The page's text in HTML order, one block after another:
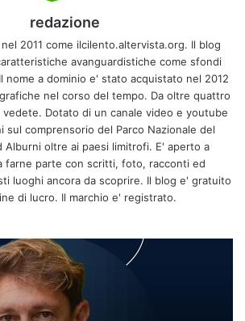
redazione
2011 come ilcilento.altervista.org. Il blog
avanguardistiche come sfondi
nome a dominio e' stato acquistato nel 2012
nel corso del tempo. Da oltre quattro
Dotato di un canale video e youtube
sul comprensorio del Parco Nazionale del
Alburni oltre ai paesi limitrofi. E' aperto a
farne parte con scritti, foto, racconti ed
luoghi ancora da scoprire. Il blog e' gratuito
di lucro. Il marchio e' registrato.